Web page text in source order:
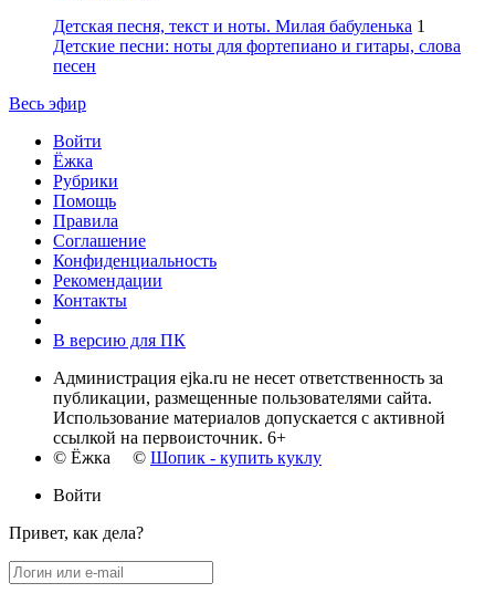
Детская песня, текст и ноты. Милая бабуленька 1
Детские песни: ноты для фортепиано и гитары, слова
песен
Весь эфир
Войти
Ёжка
Рубрики
Помощь
Правила
Соглашение
Конфиденциальность
Рекомендации
Контакты
В версию для ПК
Администрация ejka.ru не несет ответственность за
публикации, размещенные пользователями сайта.
Использование материалов допускается с активной
ссылкой на первоисточник. 6+
© Ёжка © Шопик - купить куклу
Войти
Привет, как дела?